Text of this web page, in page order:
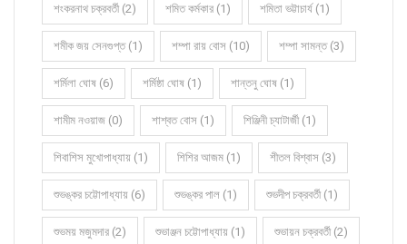
শংকরনাথ চক্রবর্তী (2) শমিত কর্মকার (1) শমিতা ভট্টাচার্য (1)
শমীক জয় সেনগুপ্ত (1) শম্পা রায় বোস (10) শম্পা সামন্ত (3)
শর্মিলা ঘোষ (6) শর্মিষ্ঠা ঘোষ (1) শান্তনু ঘোষ (1)
শামীম নওয়াজ (0) শাশ্বত বোস (1) শিঞ্জিনী চ্যাটার্জী (1)
শিবাশিস মুখোপাধ্যায় (1) শিশির আজম (1) শীতল বিশ্বাস (3)
শুভঙ্কর চট্টোপাধ্যায় (6) শুভঙ্কর পাল (1) শুভদীপ চক্রবর্তী (1)
শুভময় মজুমদার (2) শুভাঞ্জন চট্টোপাধ্যায় (1) শুভায়ন চক্রবর্তী (2)